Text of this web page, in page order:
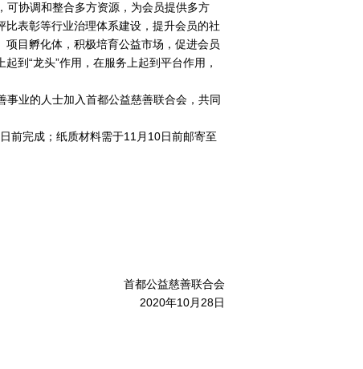
可协调和整合多方资源，为会员提供多方
表彰等行业治理体系建设，提升会员的社
目孵化体，积极培育公益市场，促进会员
起到“龙头”作用，在服务上起到平台作用，
业的人士加入首都公益慈善联合会，共同
日前完成；纸质材料需于11月10日前邮寄至
首都公益慈善联合会
2020年10月28日